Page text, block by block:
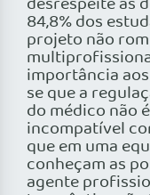
84,8% dos
projeto não
importância
se que a
do médico não
incompatível
que em uma
conheçam as
agente